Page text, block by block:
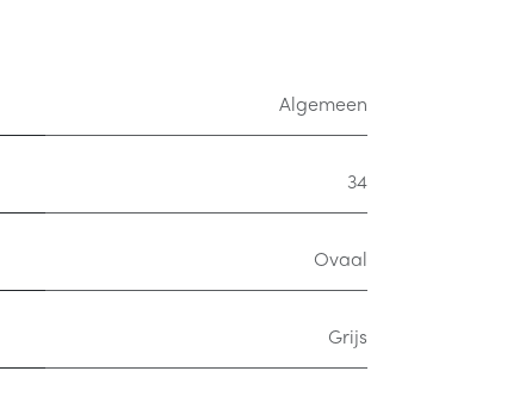
Algemeen
34
Ovaal
Grijs